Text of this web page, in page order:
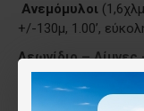
Ανεμόμυλοι
+/-130μ, 1.00’,
Λεωνίδιο – Λίμνες
Άγιος Γεώργιος
δυσκολία)